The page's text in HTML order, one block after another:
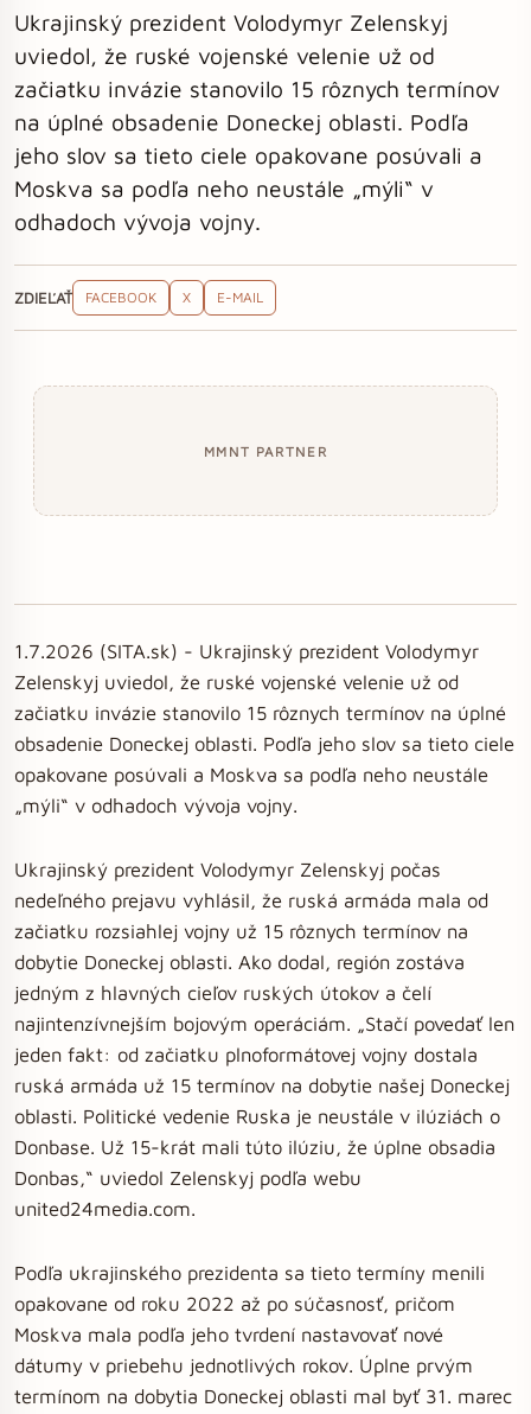
Ukrajinský prezident Volodymyr Zelenskyj
uviedol, že ruské vojenské velenie už od
začiatku invázie stanovilo 15 rôznych termínov
na úplné obsadenie Doneckej oblasti. Podľa
jeho slov sa tieto ciele opakovane posúvali a
Moskva sa podľa neho neustále „mýli“ v
odhadoch vývoja vojny.
ZDIEĽAŤ FACEBOOK X E-MAIL
MMNT PARTNER
1.7.2026 (SITA.sk) - Ukrajinský prezident Volodymyr
Zelenskyj uviedol, že ruské vojenské velenie už od
začiatku invázie stanovilo 15 rôznych termínov na úplné
obsadenie Doneckej oblasti. Podľa jeho slov sa tieto ciele
opakovane posúvali a Moskva sa podľa neho neustále
„mýli“ v odhadoch vývoja vojny.
Ukrajinský prezident Volodymyr Zelenskyj počas
nedeľného prejavu vyhlásil, že ruská armáda mala od
začiatku rozsiahlej vojny už 15 rôznych termínov na
dobytie Doneckej oblasti. Ako dodal, región zostáva
jedným z hlavných cieľov ruských útokov a čelí
najintenzívnejším bojovým operáciám. „Stačí povedať len
jeden fakt: od začiatku plnoformátovej vojny dostala
ruská armáda už 15 termínov na dobytie našej Doneckej
oblasti. Politické vedenie Ruska je neustále v ilúziách o
Donbase. Už 15-krát mali túto ilúziu, že úplne obsadia
Donbas,“ uviedol Zelenskyj podľa webu
united24media.com.
Podľa ukrajinského prezidenta sa tieto termíny menili
opakovane od roku 2022 až po súčasnosť, pričom
Moskva mala podľa jeho tvrdení nastavovať nové
dátumy v priebehu jednotlivých rokov. Úplne prvým
termínom na dobytia Doneckej oblasti mal byť 31. marec